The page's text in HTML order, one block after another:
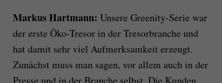
Markus Hartmann: Unsere Greenity-Serie war
der erste Öko-Tresor in der Tresorbranche und
hat damit sehr viel Aufmerksamkeit erzeugt.
Zunächst muss man sagen, vor allem auch in der